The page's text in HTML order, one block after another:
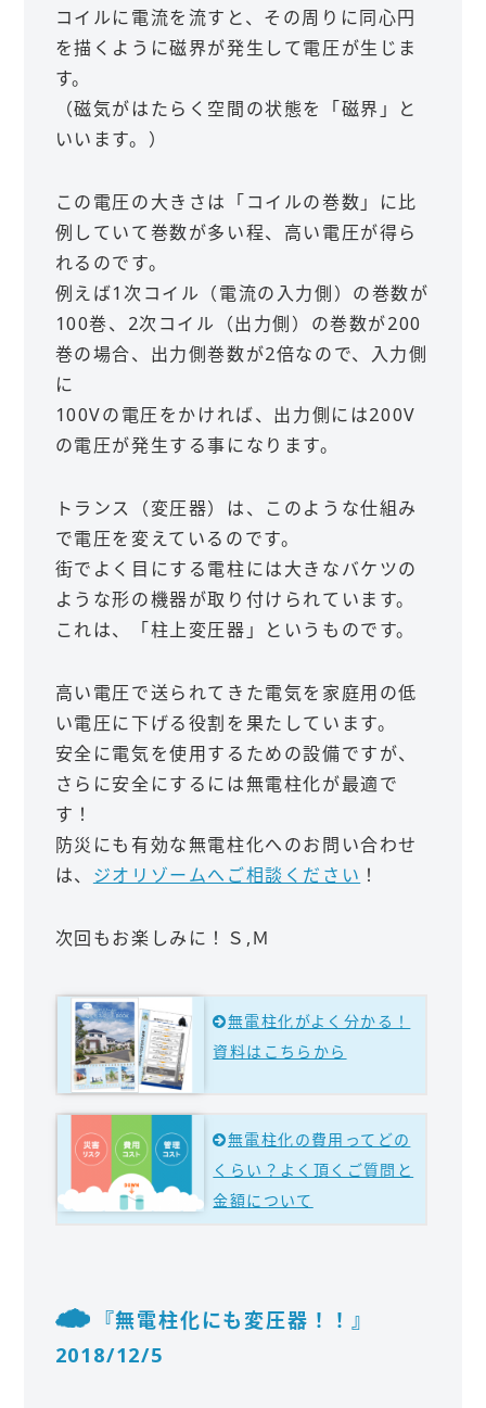
コイルに電流を流すと、その周りに同心円
を描くように磁界が発生して電圧が生じま
す。
（磁気がはたらく空間の状態を「磁界」と
いいます。）
この電圧の大きさは「コイルの巻数」に比
例していて巻数が多い程、高い電圧が得ら
れるのです。
例えば1次コイル（電流の入力側）の巻数が
100巻、2次コイル（出力側）の巻数が200
巻の場合、出力側巻数が2倍なので、入力側
に
100Vの電圧をかければ、出力側には200V
の電圧が発生する事になります。
トランス（変圧器）は、このような仕組み
で電圧を変えているのです。
街でよく目にする電柱には大きなバケツの
ような形の機器が取り付けられています。
これは、「柱上変圧器」というものです。
高い電圧で送られてきた電気を家庭用の低
い電圧に下げる役割を果たしています。
安全に電気を使用するための設備ですが、
さらに安全にするには無電柱化が最適で
す！
防災にも有効な無電柱化へのお問い合わせ
は、 ジオリゾームへご相談ください ！
次回もお楽しみに！Ｓ,Ｍ
無電柱化がよく分かる！
資料はこちらから
無電柱化の費用ってどの
くらい？よく頂くご質問と
金額について
『無電柱化にも変圧器！！』
2018/12/5